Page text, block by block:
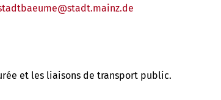
stadt.mainz de
et les liaisons de transport public.